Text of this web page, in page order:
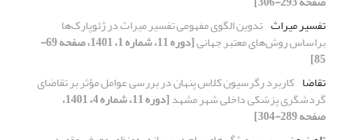
تفسیر میراث تدوین الگوی مفهومی تفسیر میراث در ژئوپارک‌‏ها
براساس روش‏‌های معتبر جهانی [دوره 11، شماره 1، 1401، صفحه 69-
85]
تقاضا کاربرد رگرسیون کلاس پنهان در بررسی عوامل مؤثر بر تقاضای
گردشگری پزشکی داخلی شهر مشهد [دوره 11، شماره 4، 1401،
صفحه 289-304]